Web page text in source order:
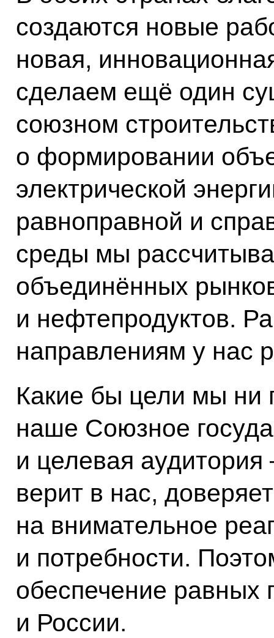
создаются новые
новая,
сделаем ещё один
союзном
о формировании
электрической
равноправной и
среды мы
объединённых
и нефтепродуктов.
направлениям у нас
Какие бы цели мы ни
наше Союзное
и целевая
верит в нас,
на внимательное
и потребности.
обеспечение равных
и России.